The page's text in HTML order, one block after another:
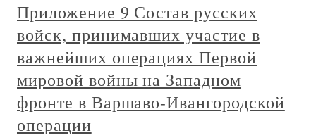
Приложение 9 Состав русских
войск, принимавших участие в
важнейших операциях Первой
мировой войны на Западном
фронте в Варшаво-Ивангородской
операции